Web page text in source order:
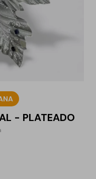
- PLATEADO